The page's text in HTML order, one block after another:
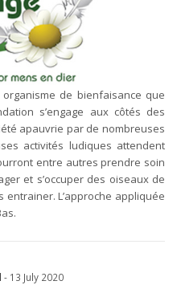
de bienfaisance que
s’engage aux côtés des
apauvrie par de nombreuses
activités ludiques attendent
entre autres prendre soin
et s’occuper des oiseaux de
L’approche appliquée
- 13 July 2020